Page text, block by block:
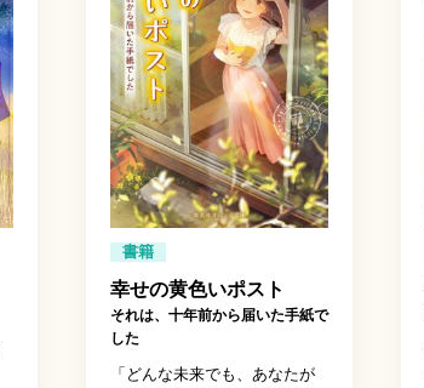
書籍
幸せの黄色いポスト
それは、十年前から届いた手紙で
した
「どんな未来でも、あなたが